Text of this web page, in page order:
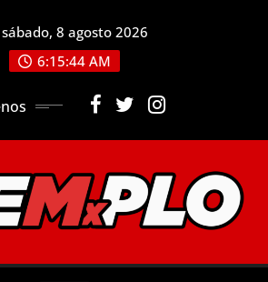
sábado, 8 agosto 2026
6:15:46 AM